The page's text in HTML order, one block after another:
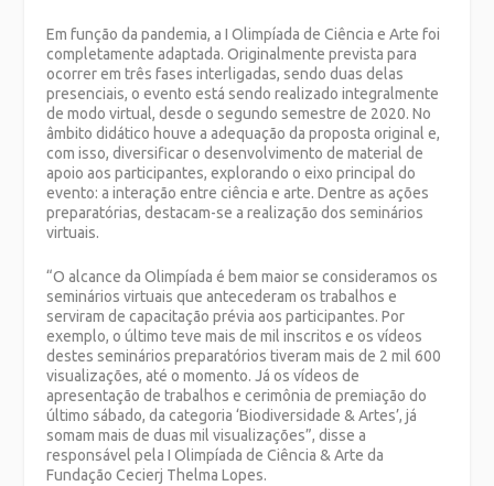
Em função da pandemia, a I Olimpíada de Ciência e Arte foi
completamente adaptada. Originalmente prevista para
ocorrer em três fases interligadas, sendo duas delas
presenciais, o evento está sendo realizado integralmente
de modo virtual, desde o segundo semestre de 2020. No
âmbito didático houve a adequação da proposta original e,
com isso, diversificar o desenvolvimento de material de
apoio aos participantes, explorando o eixo principal do
evento: a interação entre ciência e arte. Dentre as ações
preparatórias, destacam-se a realização dos seminários
virtuais.
“O alcance da Olimpíada é bem maior se consideramos os
seminários virtuais que antecederam os trabalhos e
serviram de capacitação prévia aos participantes. Por
exemplo, o último teve mais de mil inscritos e os vídeos
destes seminários preparatórios tiveram mais de 2 mil 600
visualizações, até o momento. Já os vídeos de
apresentação de trabalhos e cerimônia de premiação do
último sábado, da categoria ‘Biodiversidade & Artes’, já
somam mais de duas mil visualizações”, disse a
responsável pela I Olimpíada de Ciência & Arte da
Fundação Cecierj Thelma Lopes.